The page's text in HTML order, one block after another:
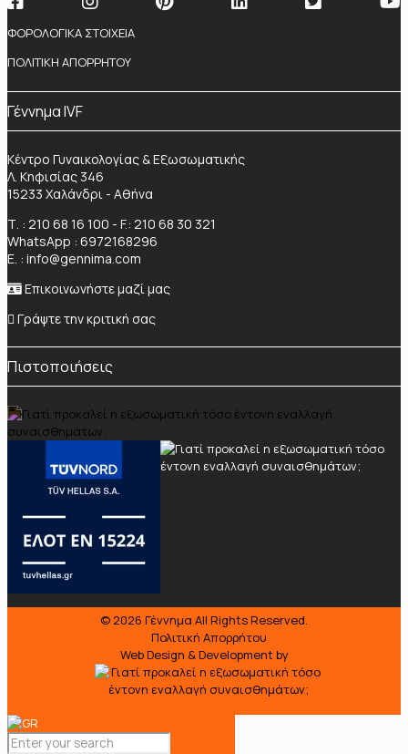
ΦΟΡΟΛΟΓΙΚΑ ΣΤΟΙΧΕΙΑ
ΠΟΛΙΤΙΚΗ ΑΠΟΡΡΗΤΟΥ
Γέννημα IVF
Κέντρο Γυναικολογίας & Εξωσωματικής
Λ. Κηφισίας 346
15233 Χαλάνδρι - Αθήνα
Τ. : 210 68 16 100 - F.: 210 68 30 321
WhatsApp : 6972168296
Ε. : info@gennima.com
Επικοινωνήστε μαζί μας
Γράψτε την κριτική σας
Πιστοποιήσεις
© 2026 Γέννημα All Rights Reserved.
Πολιτική Απορρήτου
Web Design & Development by